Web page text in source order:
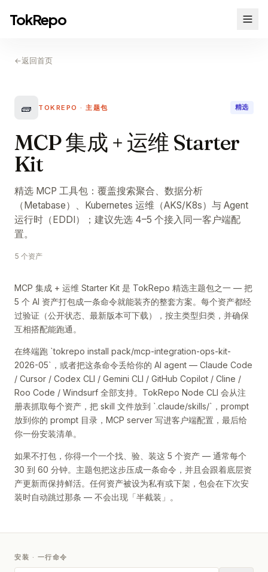
TokRepo
←返回首页
🧱 TOKREPO · 主题包 精选
MCP 集成 + 运维 Starter
Kit
精选 MCP 工具包：覆盖搜索聚合、数据分析
（Metabase）、Kubernetes 运维（AKS/K8s）与 Agent
运行时（EDDI）；建议先选 4–5 个接入同一客户端配
置。
5 个资产
MCP 集成 + 运维 Starter Kit 是 TokRepo 精选主题包之一 — 把
5 个 AI 资产打包成一条命令就能装齐的整套方案。每个资产都经
过验证（公开状态、最新版本可下载），按主类型归类，并确保
互相搭配能跑通。
在终端跑 `tokrepo install pack/mcp-integration-ops-kit-
2026-05`，或者把这条命令丢给你的 AI agent — Claude Code
/ Cursor / Codex CLI / Gemini CLI / GitHub Copilot / Cline /
Roo Code / Windsurf 全部支持。TokRepo Node CLI 会从注
册表抓取每个资产，把 skill 文件放到 `.claude/skills/`，prompt
放到你的 prompt 目录，MCP server 写进客户端配置，最后给
你一份安装清单。
如果不打包，你得一个一个找、验、装这 5 个资产 — 通常每个
30 到 60 分钟。主题包把这步压成一条命令，并且会跟着底层资
产更新而保持鲜活。任何资产被设为私有或下架，包会在下次安
装时自动跳过那条 — 不会出现「半截装」。
安装 · 一行命令